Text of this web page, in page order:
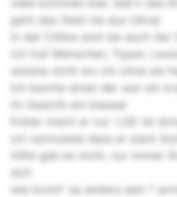
viele kommen klar, lieb'n das
geht das Geld nie aus (diva)
in der Clikke sind sie auch der
ich traf Menschen, Typen,
wüsste nicht wo ich ohne sie
Ich kannte einen der war ein
im Gesicht ein blasser
früher meint er nur 'LSD ist
ich vermutete dass er stark
Hilfe gab es nicht, nur immer
sich
wie konnt' es anders sein ?